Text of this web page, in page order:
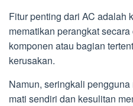
Fitur penting dari AC adalah
mematikan perangkat
komponen atau bagian
kerusakan.
Namun, seringkali
mati sendiri dan kesulitan